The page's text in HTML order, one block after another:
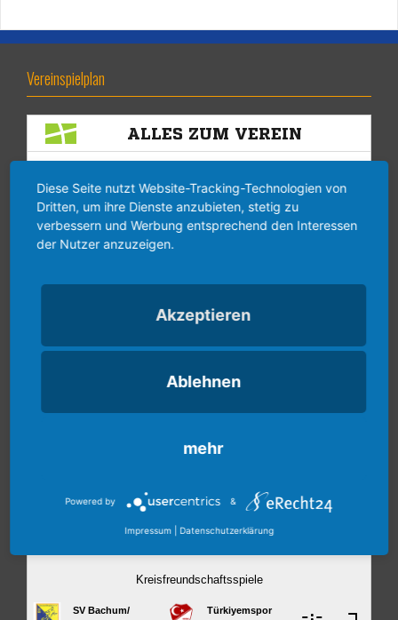
Vereinspielplan
Diese Seite nutzt Website-Tracking-Technologien von
Dritten, um ihre Dienste anzubieten, stetig zu
verbessern und Werbung entsprechend den Interessen
der Nutzer anzuzeigen.
Akzeptieren
Ablehnen
mehr
Powered by &
Impressum Datenschutzerklärung